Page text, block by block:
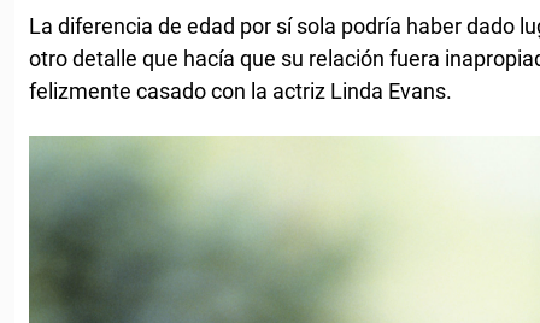
La diferencia de edad por sí sola podría haber dado
otro detalle que hacía que su relación fuera
felizmente casado con la actriz Linda Evans.